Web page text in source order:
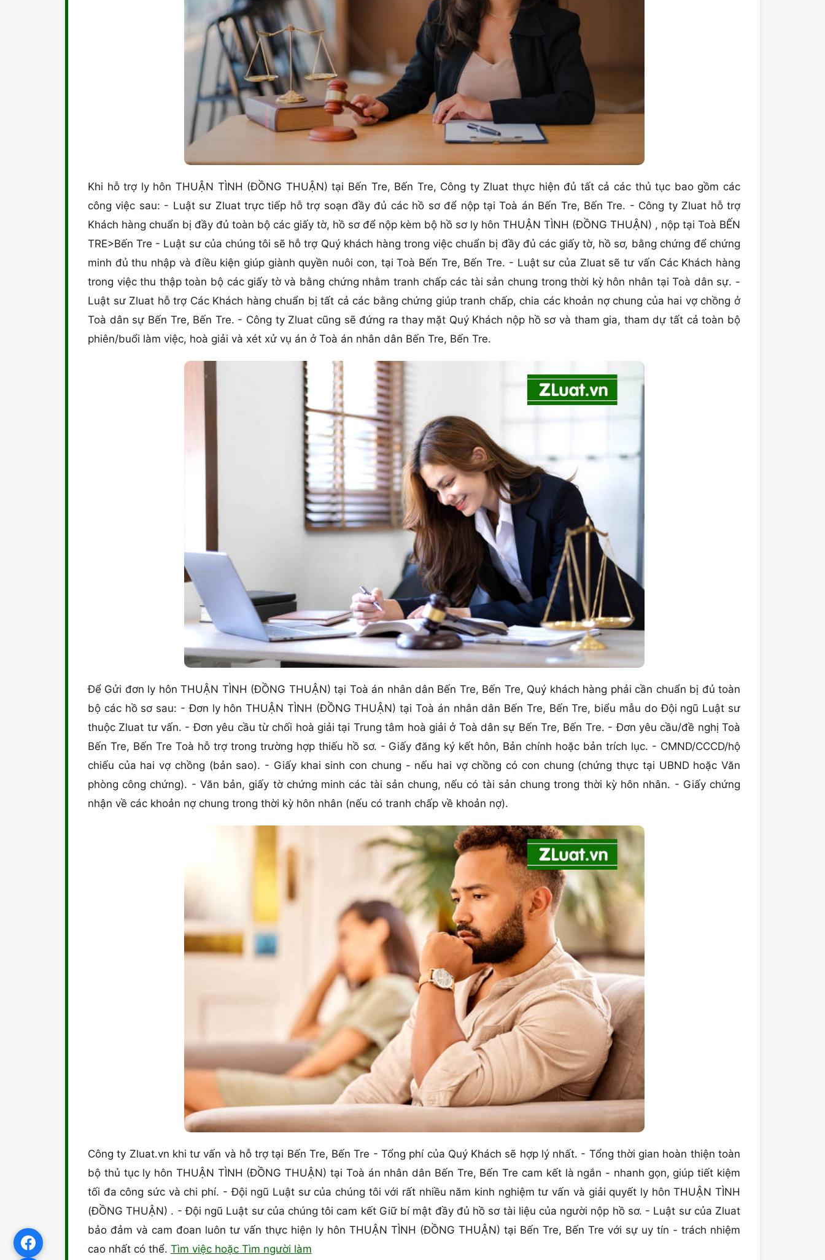
Khi hỗ trợ ly hôn THUẬN TÌNH (ĐỒNG THUẬN) tại Bến Tre, Bến Tre, Công ty Zluat thực hiện đủ tất cả các thủ tục bao gồm các
công việc sau: - Luật sư Zluat trực tiếp hỗ trợ soạn đầy đủ các hồ sơ để nộp tại Toà án Bến Tre, Bến Tre. - Công ty Zluat hỗ trợ
Khách hàng chuẩn bị đầy đủ toàn bộ các giấy tờ, hồ sơ để nộp kèm bộ hồ sơ ly hôn THUẬN TÌNH (ĐỒNG THUẬN) , nộp tại Toà BẾN
TRE>Bến Tre - Luật sư của chúng tôi sẽ hỗ trợ Quý khách hàng trong việc chuẩn bị đầy đủ các giấy tờ, hồ sơ, bằng chứng để chứng
minh đủ thu nhập và điều kiện giúp giành quyền nuôi con, tại Toà Bến Tre, Bến Tre. - Luật sư của Zluat sẽ tư vấn Các Khách hàng
trong việc thu thập toàn bộ các giấy tờ và bằng chứng nhằm tranh chấp các tài sản chung trong thời kỳ hôn nhân tại Toà dân sự. -
Luật sư Zluat hỗ trợ Các Khách hàng chuẩn bị tất cả các bằng chứng giúp tranh chấp, chia các khoản nợ chung của hai vợ chồng ở
Toà dân sự Bến Tre, Bến Tre. - Công ty Zluat cũng sẽ đứng ra thay mặt Quý Khách nộp hồ sơ và tham gia, tham dự tất cả toàn bộ
phiên/buổi làm việc, hoà giải và xét xử vụ án ở Toà án nhân dân Bến Tre, Bến Tre.
Để Gửi đơn ly hôn THUẬN TÌNH (ĐỒNG THUẬN) tại Toà án nhân dân Bến Tre, Bến Tre, Quý khách hàng phải cần chuẩn bị đủ toàn
bộ các hồ sơ sau: - Đơn ly hôn THUẬN TÌNH (ĐỒNG THUẬN) tại Toà án nhân dân Bến Tre, Bến Tre, biểu mẫu do Đội ngũ Luật sư
thuộc Zluat tư vấn. - Đơn yêu cầu từ chối hoà giải tại Trung tâm hoà giải ở Toà dân sự Bến Tre, Bến Tre. - Đơn yêu cầu/đề nghị Toà
Bến Tre, Bến Tre Toà hỗ trợ trong trường hợp thiếu hồ sơ. - Giấy đăng ký kết hôn, Bản chính hoặc bản trích lục. - CMND/CCCD/hộ
chiếu của hai vợ chồng (bản sao). - Giấy khai sinh con chung - nếu hai vợ chồng có con chung (chứng thực tại UBND hoặc Văn
phòng công chứng). - Văn bản, giấy tờ chứng minh các tài sản chung, nếu có tài sản chung trong thời kỳ hôn nhân. - Giấy chứng
nhận về các khoản nợ chung trong thời kỳ hôn nhân (nếu có tranh chấp về khoản nợ).
Công ty Zluat.vn khi tư vấn và hỗ trợ tại Bến Tre, Bến Tre - Tổng phí của Quý Khách sẽ hợp lý nhất. - Tổng thời gian hoàn thiện toàn
bộ thủ tục ly hôn THUẬN TÌNH (ĐỒNG THUẬN) tại Toà án nhân dân Bến Tre, Bến Tre cam kết là ngắn - nhanh gọn, giúp tiết kiệm
tối đa công sức và chi phí. - Đội ngũ Luật sư của chúng tôi với rất nhiều năm kinh nghiệm tư vấn và giải quyết ly hôn THUẬN TÌNH
(ĐỒNG THUẬN) . - Đội ngũ Luật sư của chúng tôi cam kết Giữ bí mật đầy đủ hồ sơ tài liệu của người nộp hồ sơ. - Luật sư của Zluat
bảo đảm và cam đoan luôn tư vấn thực hiện ly hôn THUẬN TÌNH (ĐỒNG THUẬN) tại Bến Tre, Bến Tre với sự uy tín - trách nhiệm
cao nhất có thể. Tìm việc hoặc Tìm người làm